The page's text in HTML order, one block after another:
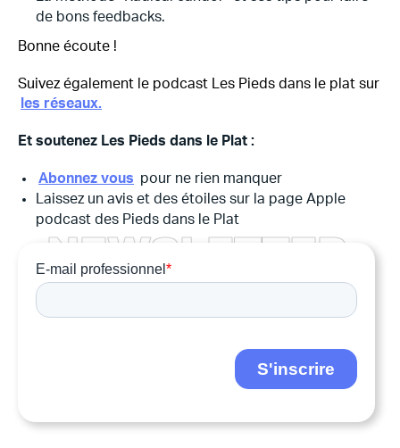
de bons feedbacks.
Bonne écoute !
Suivez également le podcast Les Pieds dans le plat sur
les réseaux.
Et soutenez Les Pieds dans le Plat :
Abonnez vous pour ne rien manquer
Laissez un avis et des étoiles sur la page Apple
podcast des Pieds dans le Plat
NEWSL ETTER